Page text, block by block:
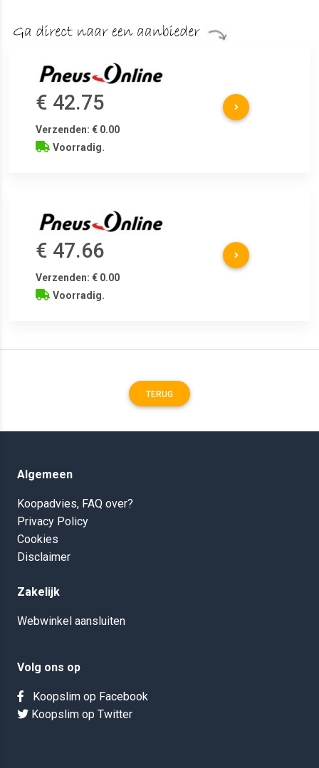
€ 42.75
Verzenden: € 0.00
Voorradig.
€ 47.66
Verzenden: € 0.00
Voorradig.
TERUG
Algemeen
Koopadvies, FAQ over?
Privacy Policy
Cookies
Disclaimer
Zakelijk
Webwinkel aansluiten
Volg ons op
Koopslim op Facebook
Koopslim op Twitter